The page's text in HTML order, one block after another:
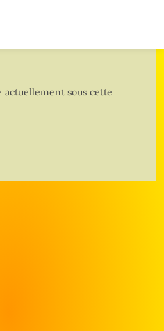
actuellement sous cette